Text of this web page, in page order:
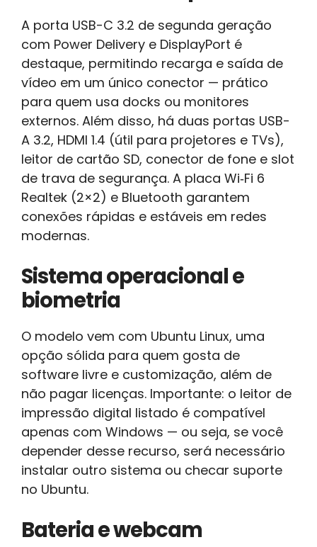
A porta USB-C 3.2 de segunda geração
com Power Delivery e DisplayPort é
destaque, permitindo recarga e saída de
vídeo em um único conector — prático
para quem usa docks ou monitores
externos. Além disso, há duas portas USB-
A 3.2, HDMI 1.4 (útil para projetores e TVs),
leitor de cartão SD, conector de fone e slot
de trava de segurança. A placa Wi‑Fi 6
Realtek (2×2) e Bluetooth garantem
conexões rápidas e estáveis em redes
modernas.
Sistema operacional e
biometria
O modelo vem com Ubuntu Linux, uma
opção sólida para quem gosta de
software livre e customização, além de
não pagar licenças. Importante: o leitor de
impressão digital listado é compatível
apenas com Windows — ou seja, se você
depender desse recurso, será necessário
instalar outro sistema ou checar suporte
no Ubuntu.
Bateria e webcam